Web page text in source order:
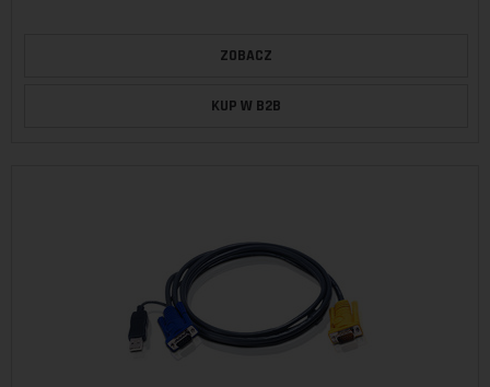
ZOBACZ
KUP W B2B